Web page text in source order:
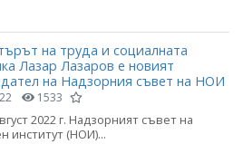
на труда и социалната
Лазар Лазаров е новият
на Надзорния съвет на НОИ
1533
2022 г. Надзорният съвет на
институт (НОИ)...